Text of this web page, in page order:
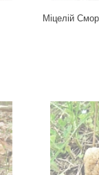
Міцелій